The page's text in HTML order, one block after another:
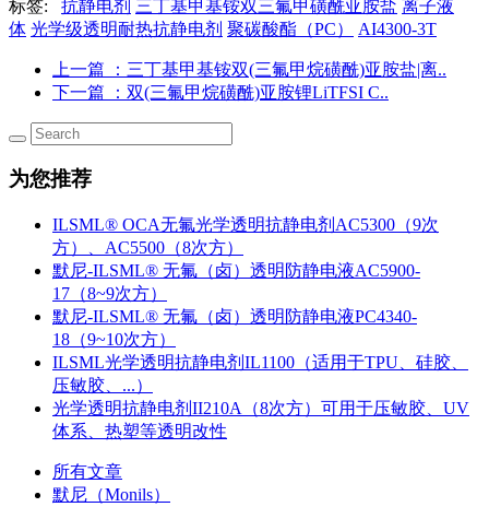
标签: 抗静电剂 三丁基甲基铵双三氟甲磺酰亚胺盐 离子液
体 光学级透明耐热抗静电剂 聚碳酸酯（PC） AI4300-3T
上一篇
：三丁基甲基铵双(三氟甲烷磺酰)亚胺盐|离..
下一篇
：双(三氟甲烷磺酰)亚胺锂LiTFSI C..
为您推荐
ILSML® OCA无氟光学透明抗静电剂AC5300（9次
方）、AC5500（8次方）
默尼-ILSML® 无氟（卤）透明防静电液AC5900-
17（8~9次方）
默尼-ILSML® 无氟（卤）透明防静电液PC4340-
18（9~10次方）
ILSML光学透明抗静电剂IL1100（适用于TPU、硅胶、
压敏胶、...）
光学透明抗静电剂II210A（8次方）可用于压敏胶、UV
体系、热塑等透明改性
所有文章
默尼（Monils）